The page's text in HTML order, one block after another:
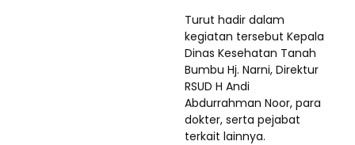
Turut hadir dalam
kegiatan tersebut Kepala
Dinas Kesehatan Tanah
Bumbu Hj. Narni, Direktur
RSUD H Andi
Abdurrahman Noor, para
dokter, serta pejabat
terkait lainnya.